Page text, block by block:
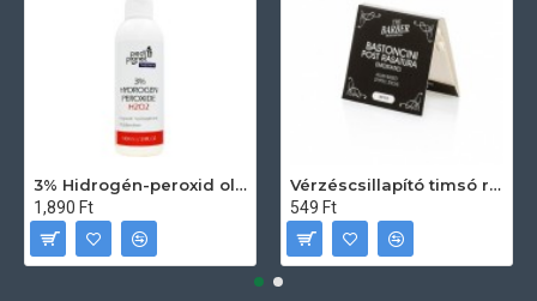
3% Hidrogén-peroxid oldat (sebfertőtlenítő) 100ml
1,890 Ft
Vérzéscsillapító timsó rúd 20db
549 Ft